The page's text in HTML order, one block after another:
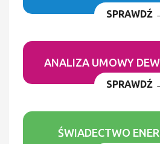
SPRAWDŹ
ANALIZA UMOWY
SPRAWDŹ
ŚWIADECTWO